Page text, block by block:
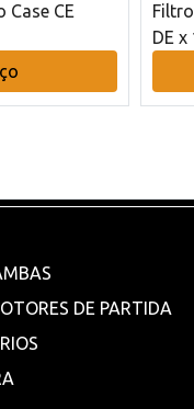
Case CE
DE x
DE PARTIDA